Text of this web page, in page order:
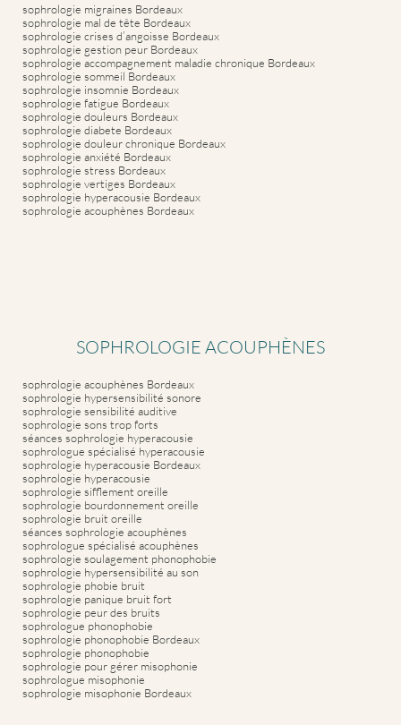
sophrologie migraines Bordeaux
sophrologie mal de tête Bordeaux
sophrologie crises d’angoisse Bordeaux
sophrologie gestion peur Bordeaux
sophrologie accompagnement maladie chronique Bordeaux
sophrologie sommeil Bordeaux
sophrologie insomnie Bordeaux
sophrologie fatigue Bordeaux
sophrologie douleurs Bordeaux
sophrologie diabete Bordeaux
sophrologie douleur chronique Bordeaux
sophrologie anxiété Bordeaux
sophrologie stress Bordeaux
sophrologie vertiges Bordeaux
sophrologie hyperacousie Bordeaux
sophrologie acouphènes Bordeaux
SOPHROLOGIE ACOUPHÈNES
sophrologie acouphènes Bordeaux
sophrologie hypersensibilité sonore
sophrologie sensibilité auditive
sophrologie sons trop forts
séances sophrologie hyperacousie
sophrologue spécialisé hyperacousie
sophrologie hyperacousie Bordeaux
sophrologie hyperacousie
sophrologie sifflement oreille
sophrologie bourdonnement oreille
sophrologie bruit oreille
séances sophrologie acouphènes
sophrologue spécialisé acouphènes
sophrologie soulagement phonophobie
sophrologie hypersensibilité au son
sophrologie phobie bruit
sophrologie panique bruit fort
sophrologie peur des bruits
sophrologue phonophobie
sophrologie phonophobie Bordeaux
sophrologie phonophobie
sophrologie pour gérer misophonie
sophrologue misophonie
sophrologie misophonie Bordeaux